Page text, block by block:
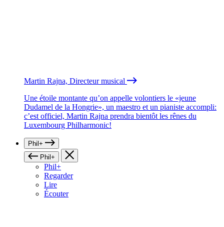
Martin Rajna, Directeur musical
Une étoile montante qu’on appelle volontiers le «jeune
Dudamel de la Hongrie», un maestro et un pianiste accompli:
c’est officiel, Martin Rajna prendra bientôt les rênes du
Luxembourg Philharmonic!
Phil+
Phil+
Phil+
Regarder
Lire
Écouter